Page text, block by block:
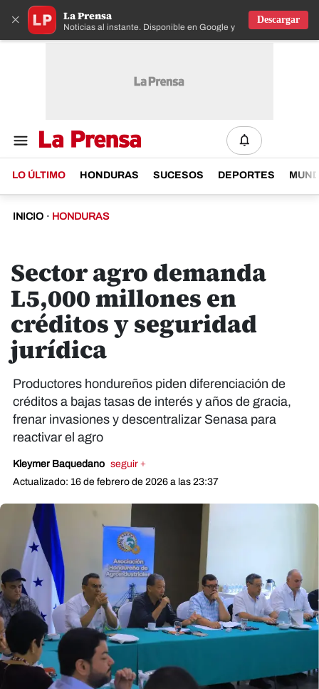
× La Prensa
Noticias al instante. Disponible en Google y IOS
Descargar
LO ÚLTIMO HONDURAS SUCESOS DEPORTES
INICIO · HONDURAS
Sector agro demanda
L5,000 millones en
créditos y seguridad
jurídica
Productores hondureños piden diferenciación de
créditos a bajas tasas de interés y años de gracia,
frenar invasiones y descentralizar Senasa para
reactivar el agro
Kleymer Baquedano seguir +
Actualizado: 16 de febrero de 2026 a las 23:37